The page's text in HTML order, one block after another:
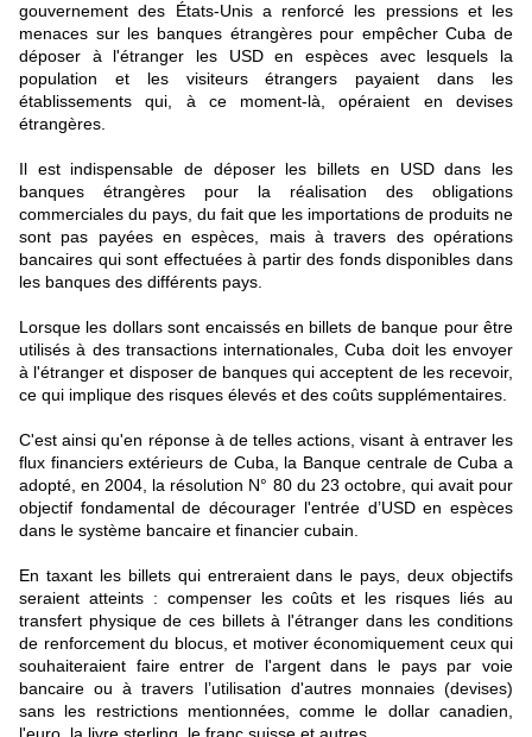
gouvernement des États-Unis a renforcé les pressions et les
menaces sur les banques étrangères pour empêcher Cuba de
déposer à l'étranger les USD en espèces avec lesquels la
population et les visiteurs étrangers payaient dans les
établissements qui, à ce moment-là, opéraient en devises
étrangères.
Il est indispensable de déposer les billets en USD dans les
banques étrangères pour la réalisation des obligations
commerciales du pays, du fait que les importations de produits ne
sont pas payées en espèces, mais à travers des opérations
bancaires qui sont effectuées à partir des fonds disponibles dans
les banques des différents pays.
Lorsque les dollars sont encaissés en billets de banque pour être
utilisés à des transactions internationales, Cuba doit les envoyer
à l'étranger et disposer de banques qui acceptent de les recevoir,
ce qui implique des risques élevés et des coûts supplémentaires.
C'est ainsi qu'en réponse à de telles actions, visant à entraver les
flux financiers extérieurs de Cuba, la Banque centrale de Cuba a
adopté, en 2004, la résolution N° 80 du 23 octobre, qui avait pour
objectif fondamental de décourager l'entrée d’USD en espèces
dans le système bancaire et financier cubain.
En taxant les billets qui entreraient dans le pays, deux objectifs
seraient atteints : compenser les coûts et les risques liés au
transfert physique de ces billets à l'étranger dans les conditions
de renforcement du blocus, et motiver économiquement ceux qui
souhaiteraient faire entrer de l'argent dans le pays par voie
bancaire ou à travers l’utilisation d'autres monnaies (devises)
sans les restrictions mentionnées, comme le dollar canadien,